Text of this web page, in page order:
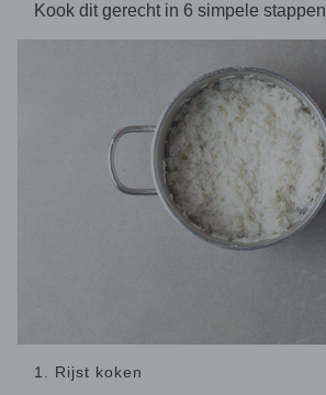
Kook dit gerecht in 6 simpele stappen
1. Rijst koken